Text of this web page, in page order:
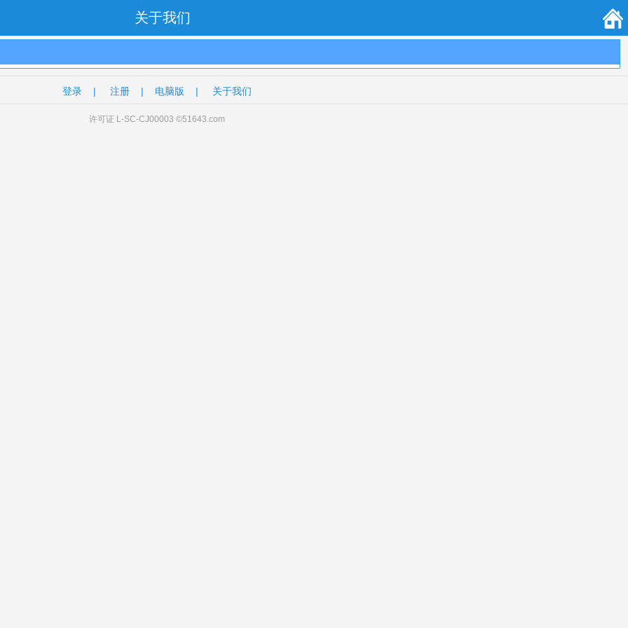
关于我们
登录 | 注册 | 电脑版 | 关于我们
许可证 L-SC-CJ00003 ©51643.com